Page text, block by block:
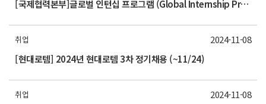
[국제협력본부]글로벌 인턴십 프로그램 (Global Internship Program) 설명회
취업
[현대로템] 2024년 현대로템 3차 정기채용 (~11/24)
2024-11-08
취업 2024-11-08